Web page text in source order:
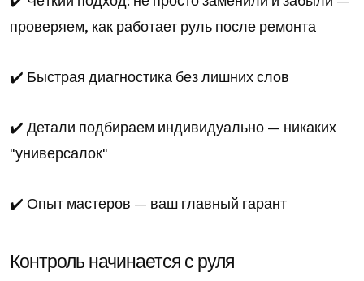
проверяем, как работает руль после ремонта
✔️ Быстрая диагностика без лишних слов
✔️ Детали подбираем индивидуально — никаких
"универсалок"
✔️ Опыт мастеров — ваш главный гарант
Контроль начинается с руля